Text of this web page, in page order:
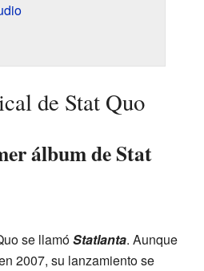
de Stat Quo
álbum de Stat
se llamóStatlanta. Aunque
2007, su lanzamiento se